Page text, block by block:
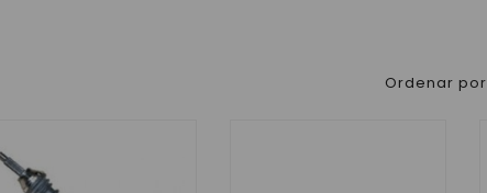
Ordenar por